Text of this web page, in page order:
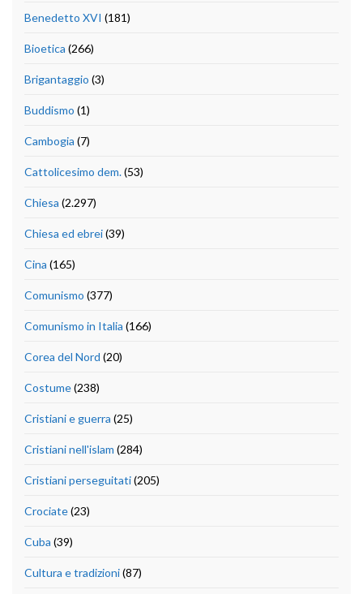
Benedetto XVI (181)
Bioetica (266)
Brigantaggio (3)
Buddismo (1)
Cambogia (7)
Cattolicesimo dem.(53)
Chiesa (2.297)
Chiesa ed ebrei(39)
Cina (165)
Comunismo (377)
Comunismo in Italia (166)
Corea del Nord (20)
Costume(238)
Cristiani e guerra (25)
Cristiani nell'islam (284)
Cristiani perseguitati(205)
Crociate(23)
Cuba (39)
Cultura e tradizioni(87)